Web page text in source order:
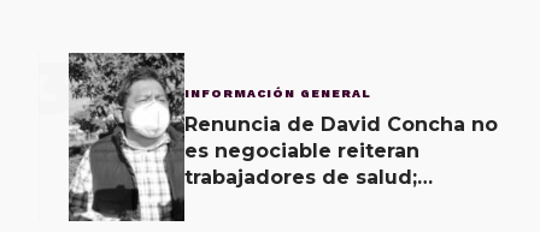
3 INFORMACIÓN GENERAL
Renuncia de David Concha no
es negociable reiteran
trabajadores de salud;